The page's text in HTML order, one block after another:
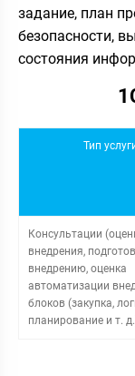
задание, план
безопасности,
состояния
Тип
Консультации
внедрения,
внедрению, оценка
автоматизации
блоков (закупка,
планирование и т.